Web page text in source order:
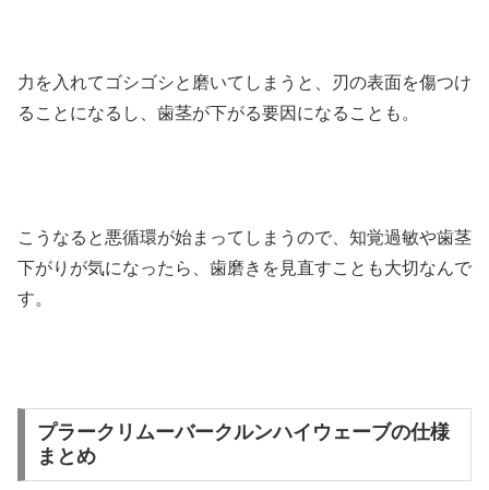
力を入れてゴシゴシと磨いてしまうと、刃の表面を傷つけ
ることになるし、歯茎が下がる要因になることも。
こうなると悪循環が始まってしまうので、知覚過敏や歯茎
下がりが気になったら、歯磨きを見直すことも大切なんで
す。
プラークリムーバークルンハイウェーブの仕様
まとめ